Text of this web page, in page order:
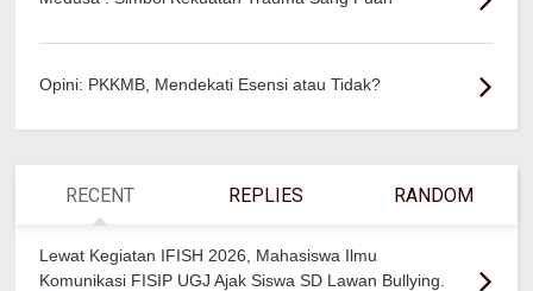
Opini: PKKMB, Mendekati Esensi atau Tidak?
RECENT REPLIES RANDOM
Lewat Kegiatan IFISH 2026, Mahasiswa Ilmu
Komunikasi FISIP UGJ Ajak Siswa SD Lawan Bullying.